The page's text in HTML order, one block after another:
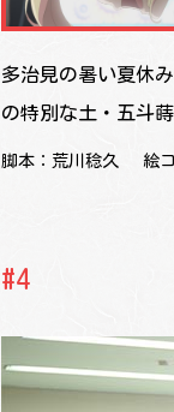
多治見の暑い夏休
の特別な土・五斗
脚本：荒川稔久 絵
#4